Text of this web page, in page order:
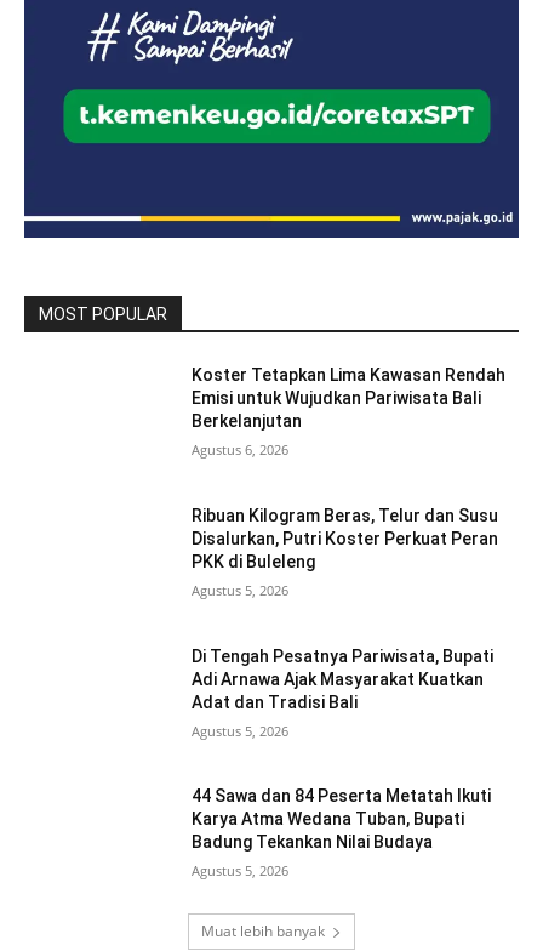
MOST POPULAR
Koster Tetapkan Lima Kawasan Rendah
Emisi untuk Wujudkan Pariwisata Bali
Berkelanjutan
Agustus 6, 2026
Ribuan Kilogram Beras, Telur dan Susu
Disalurkan, Putri Koster Perkuat Peran
PKK di Buleleng
Agustus 5, 2026
Di Tengah Pesatnya Pariwisata, Bupati
Adi Arnawa Ajak Masyarakat Kuatkan
Adat dan Tradisi Bali
Agustus 5, 2026
44 Sawa dan 84 Peserta Metatah Ikuti
Karya Atma Wedana Tuban, Bupati
Badung Tekankan Nilai Budaya
Agustus 5, 2026
Muat lebih banyak